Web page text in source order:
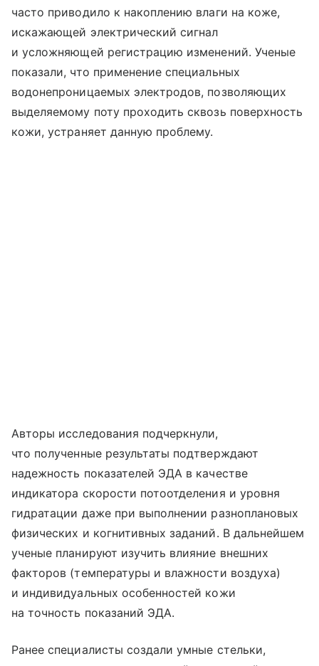
часто приводило к накоплению влаги на коже,
искажающей электрический сигнал
и усложняющей регистрацию изменений. Ученые
показали, что применение специальных
водонепроницаемых электродов, позволяющих
выделяемому поту проходить сквозь поверхность
кожи, устраняет данную проблему.
Авторы исследования подчеркнули,
что полученные результаты подтверждают
надежность показателей ЭДА в качестве
индикатора скорости потоотделения и уровня
гидратации даже при выполнении разноплановых
физических и когнитивных заданий. В дальнейшем
ученые планируют изучить влияние внешних
факторов (температуры и влажности воздуха)
и индивидуальных особенностей кожи
на точность показаний ЭДА.
Ранее специалисты создали умные стельки,